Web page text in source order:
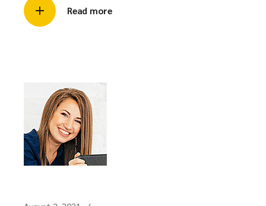
Read more